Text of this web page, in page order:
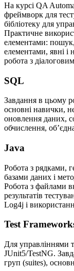
На курсі QA
фреймворк для
бібліотеку для
Практичне
елементами: пошук,
елементами, явні і
робота з
SQL
Завдання в цьому
основні навички,
оновлення даних,
обчислення,
Java
Робота з рядками,
базами даних і
Робота з файлами
результатів
Log4j і
Test
Для управліннями
JUnit5/TestNG.
груп (suites),